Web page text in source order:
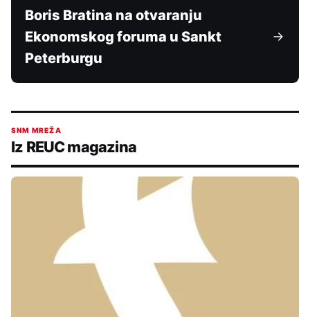
Boris Bratina na otvaranju
Ekonomskog foruma u Sankt
Peterburgu
SNM MREŽA
Iz REUC magazina